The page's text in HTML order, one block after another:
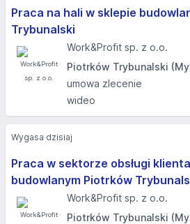
Praca na hali w sklepie
Trybunalski
Work&Profit sp. z o.o.
Piotrków Trybunalski
umowa zlecenie
wideo
Praca w sektorze obsługi
budowlanym Piotrków
Work&Profit sp. z o.o.
Piotrków Trybunalski
Wygasa dzisiaj